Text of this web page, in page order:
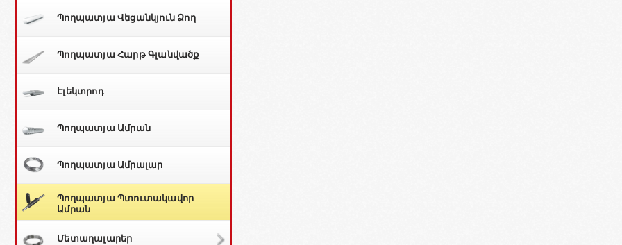
Պողպատյա Վեցանկյուն Ձող
Պողպատյա Հարթ Գլանվածք
Էլեկտրոդ
Պողպատյա Ամրան
Պողպատյա Ամրալար
Պողպատյա Պտուտակավոր
Ամրան
Մետաղալարեր